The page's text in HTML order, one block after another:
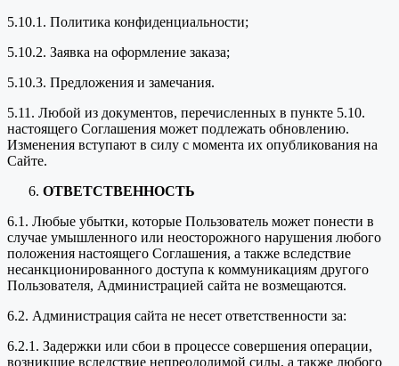
5.10.1. Политика конфиденциальности;
5.10.2. Заявка на оформление заказа;
5.10.3. Предложения и замечания.
5.11. Любой из документов, перечисленных в пункте 5.10.
настоящего Соглашения может подлежать обновлению.
Изменения вступают в силу с момента их опубликования на
Сайте.
ОТВЕТСТВЕННОСТЬ
6.1. Любые убытки, которые Пользователь может понести в
случае умышленного или неосторожного нарушения любого
положения настоящего Соглашения, а также вследствие
несанкционированного доступа к коммуникациям другого
Пользователя, Администрацией сайта не возмещаются.
6.2. Администрация сайта не несет ответственности за:
6.2.1. Задержки или сбои в процессе совершения операции,
возникшие вследствие непреодолимой силы, а также любого